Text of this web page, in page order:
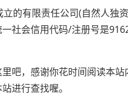
的有限责任公司(自然人独
社会信用代码/注册号是
吧，感谢你花时间阅读本
进行查找喔。